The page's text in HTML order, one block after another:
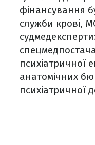
фінансування
служби крові,
психіатричної
анатомічних
психіатричної